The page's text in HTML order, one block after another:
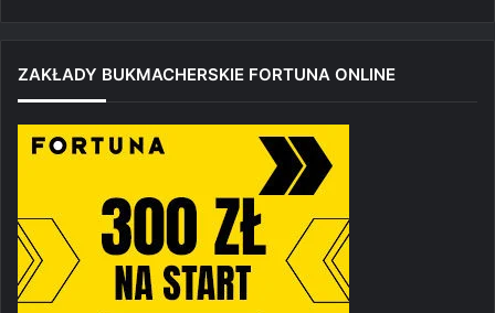
ZAKŁADY BUKMACHERSKIE FORTUNA ONLINE